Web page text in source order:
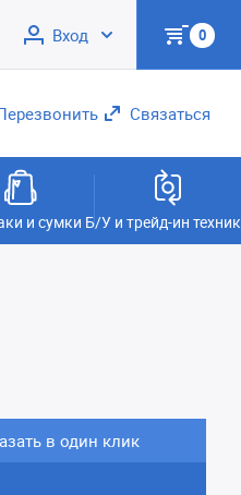
Вход 0
Связаться
и сумки Б/У и трейд-ин
в один клик